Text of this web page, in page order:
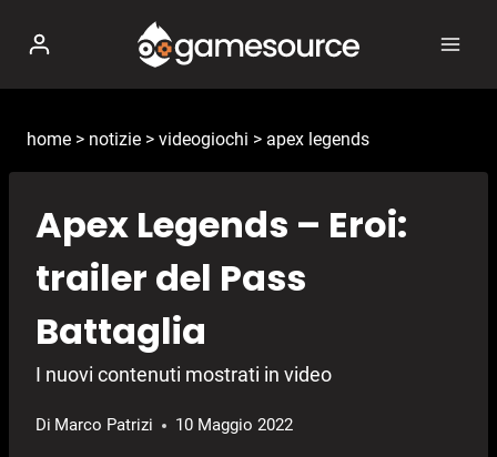
contenuto
home > notizie > videogiochi > apex legends
Apex Legends – Eroi:
trailer del Pass
Battaglia
I nuovi contenuti mostrati in video
Di Marco Patrizi 10 Maggio 2022